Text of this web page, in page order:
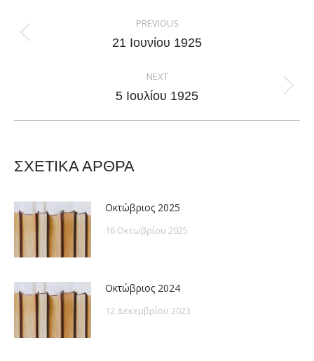
navigation
PREVIOUS
Previous
21 Ιουνίου 1925
NEXT
Next
5 Ιουλίου 1925
ΣΧΕΤΙΚΑ ΑΡΘΡΑ
Οκτώβριος 2025
16 Οκτωβρίου 2025
Οκτώβριος 2024
12 Δεκεμβρίου 2023